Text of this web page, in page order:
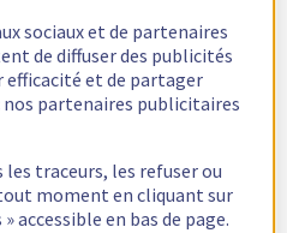
sociaux et de partenaires
de diffuser des publicités
efficacité et de partager
nos partenaires publicitaires
traceurs, les refuser ou
moment en cliquant sur
accessible en bas de page.